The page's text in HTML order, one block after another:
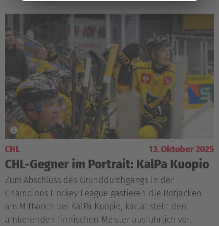
CHL 13. Oktober 2025
CHL-Gegner im Portrait: KalPa Kuopio
Zum Abschluss des Grunddurchgangs in der
Champions Hockey League gastieren die Rotjacken
am Mittwoch bei KalPa Kuopio, kac.at stellt den
amtierenden finnischen Meister ausführlich vor.